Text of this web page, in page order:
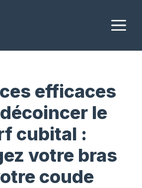
efficaces
le
cubital :
votre bras
coude